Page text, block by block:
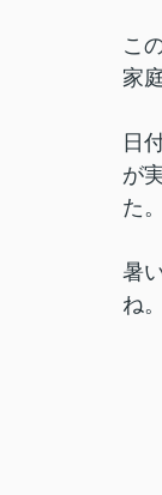
こ
家
日
が
た
暑
ね。